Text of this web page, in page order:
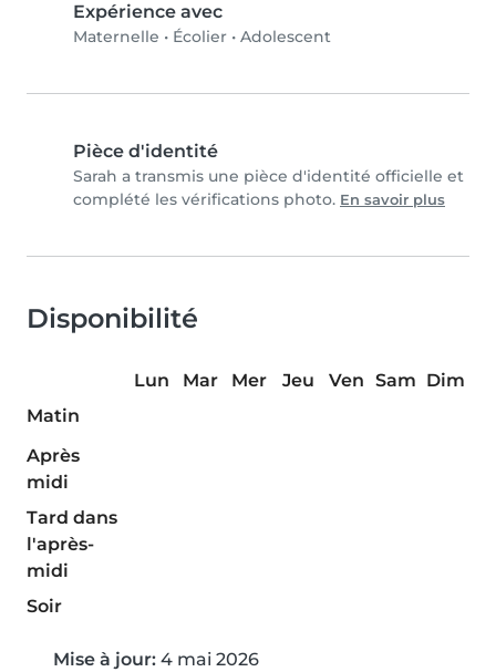
Expérience avec
Maternelle • Écolier • Adolescent
Pièce d'identité
Sarah a transmis une pièce d'identité officielle et
complété les vérifications photo. En savoir plus
Disponibilité
Lun Mar Mer Jeu Ven Sam Dim
Matin
Après
midi
Tard dans
l'après-
midi
Soir
Mise à jour: 4 mai 2026